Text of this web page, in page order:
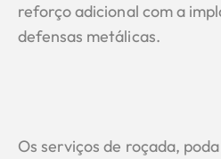
reforço adicional com a
defensas metálicas.
Os serviços de roçada,